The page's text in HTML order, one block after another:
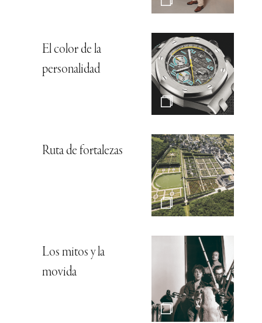
El color de la
personalidad
Ruta de fortalezas
Los mitos y la
movida